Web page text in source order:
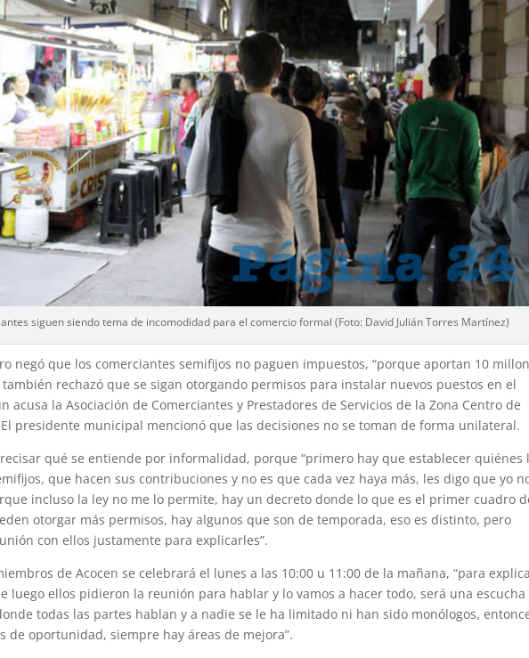
siguen siendo tema de incomodidad para el comercio formal (Foto: David Julián Torres Martínez)
negó que los comerciantes semifijos no paguen impuestos, “porque aportan 10
rechazó que se sigan otorgando permisos para instalar nuevos puestos en el
acusa la Asociación de Comerciantes y Prestadores de Servicios de la Zona Centro de
El presidente municipal mencionó que las decisiones no se toman de forma unilateral.
qué se entiende por informalidad, porque “primero hay que establecer quiénes
que hacen sus contribuciones y no es que cada vez haya más, les digo que yo
incluso la ley no me lo permite, hay un decreto donde lo que es el primer cuadro
otorgar más permisos, hay algunos que son de temporada, eso es distinto, pero
con ellos justamente para explicarles”.
de Acocen se celebrará el lunes a las 10:00 u 11:00 de la mañana, “para
luego ellos pidieron la reunión para hablar y lo vamos a hacer todo, será una escucha
todas las partes hablan y a nadie se le ha limitado ni han sido monólogos,
de oportunidad, siempre hay áreas de mejora”.